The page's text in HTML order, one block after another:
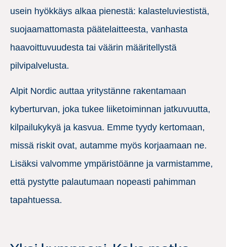
usein hyökkäys alkaa pienestä: kalasteluviestistä,
suojaamattomasta päätelaitteesta, vanhasta
haavoittuvuudesta tai väärin määritellystä
pilvipalvelusta.
Alpit Nordic auttaa yritystänne rakentamaan
kyberturvan, joka tukee liiketoiminnan jatkuvuutta,
kilpailukykyä ja kasvua. Emme tyydy kertomaan,
missä riskit ovat, autamme myös korjaamaan ne.
Lisäksi valvomme ympäristöänne ja varmistamme,
että pystytte palautumaan nopeasti pahimman
tapahtuessa.